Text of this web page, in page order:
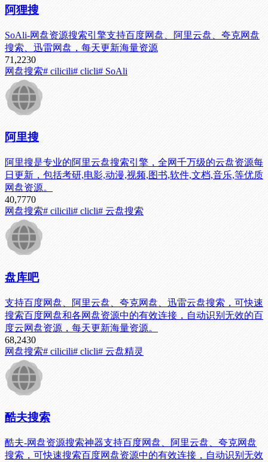
阿狸搜
SoAli-网盘资源搜索引擎支持百度网盘、阿里云盘、夸克网盘
搜索、迅雷网盘，每天更新海量资源
71,2230
网盘搜索# cilicili# clicli# SoAli
阿里搜
阿里搜是专业的阿里云盘搜索引擎，全网千万级的云盘资源每
日更新，包括考研,电影,动漫,视频,图书,软件,文档,音乐,等优质
网盘资源。
40,7770
网盘搜索# cilicili# clicli# 云盘搜索
盘库吧
支持百度网盘、阿里云盘、夸克网盘、迅雷云盘搜索，可快速
搜索百度网盘和各网盘资源中的有效连接，自动识别无效的百
度云网盘资源，每天更新海量资源。
68,2430
网盘搜索# cilicili# clicli# 云盘精灵
酷夫搜索
酷夫-网盘资源搜索神器支持百度网盘、阿里云盘、夸克网盘
搜索，可快速搜索百度网盘资源中的有效连接，自动识别无效